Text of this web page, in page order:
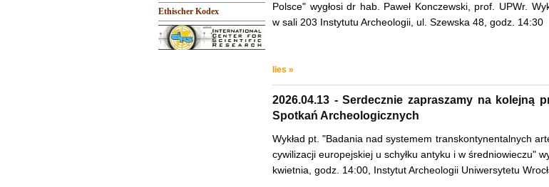
Polsce" wygłosi dr hab. Paweł Konczewski, prof. UPWr.
w sali 203 Instytutu Archeologii, ul. Szewska 48, godz. 14:30
lies »
2026.04.13 - Serdecznie zapraszamy na kolejną
Spotkań Archeologicznych
Wykład pt. "Badania nad systemem transkontynentalnych
cywilizacji europejskiej u schyłku antyku i w średniowieczu"
kwietnia, godz. 14:00, Instytut Archeologii Uniwersytetu
Ethischer Kodex